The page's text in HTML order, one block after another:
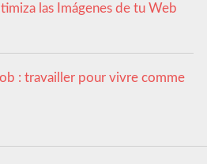
las Imágenes de tu Web
: travailler pour vivre comme